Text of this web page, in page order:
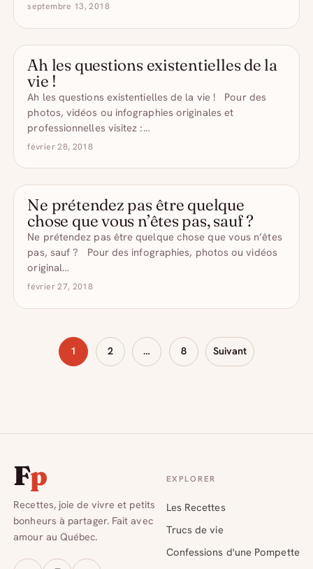
septembre 13, 2018
- DRÔLE D'ALCOOL
Ah les questions existentielles de la
vie !
Ah les questions existentielles de la vie ! Pour des
photos, vidéos ou infographies originales et
professionnelles visitez :…
février 28, 2018
- DRÔLE D'ALCOOL
Ne prétendez pas être quelque
chose que vous n’êtes pas, sauf ?
Ne prétendez pas être quelque chose que vous n’êtes
pas, sauf ? Pour des infographies, photos ou vidéos
original…
février 27, 2018
Pagination
1 2 … 8 Suivant
Fp
Recettes, joie de vivre et petits
bonheurs à partager. Fait avec
amour au Québec.
EXPLORER
Les Recettes
Trucs de vie
Confessions d'une Pompette